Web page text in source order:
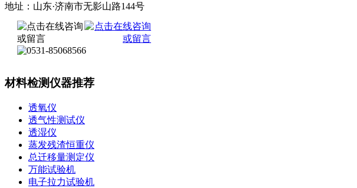
地址：山东·济南市无影山路144号
材料检测仪器推荐
透氧仪
透气性测试仪
透湿仪
蒸发残渣恒重仪
总迁移量测定仪
万能试验机
电子拉力试验机